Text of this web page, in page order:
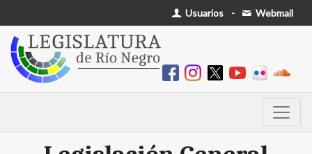
Usuarios - Webmail